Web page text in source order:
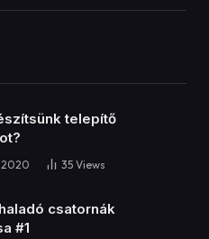
telepítő
2020 35 Views
csatornák
#1